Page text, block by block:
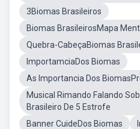
3Biomas Brasileiros
Biomas BrasileirosMapa
Quebra-CabeçaBiomas
ImportamciaDos Biomas
As Importancia Dos
Musical Rimando Falando
Brasileiro De 5 Estrofe
Banner CuideDos Biomas